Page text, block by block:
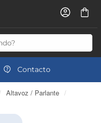
Contacto
Altavoz / Parlante /